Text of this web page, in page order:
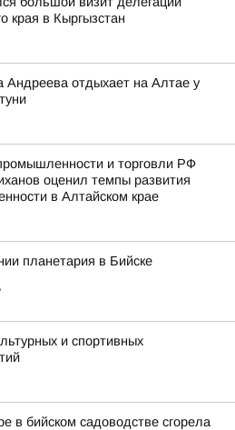
края в Кыргызстан
Андреева отдыхает на Алтае у
и торговли РФ
оценил темпы развития
в Алтайском крае
планетария в Бийске
и спортивных
в бийском садоводстве сгорела